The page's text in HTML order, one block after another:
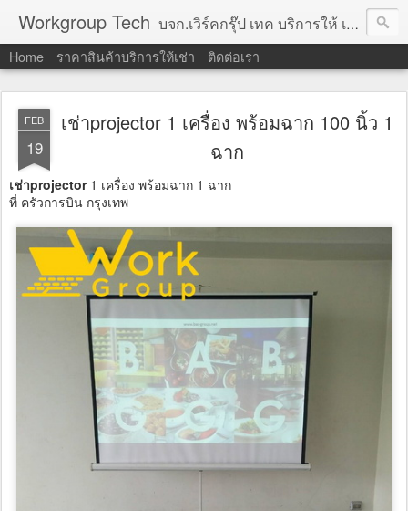
Workgroup Tech บจก.เวิร์คกรุ๊ป เทค บริการให้ เช่าคอมพิวเตอร์ โน้ตบุ๊ค โปรเจคเตอร์ ทีวีจอแบน จอทัชสกรีน ตู้คีออส วีดีโอวอล และอุปกรณ์อื่น ๆ บริการให้เช่าเป็น รายวัน
Home ราคาสินค้าบริการให้เช่า ติดต่อเรา
FEB
19
เช่าprojector 1 เครื่อง พร้อมฉาก 100 นิ้ว 1
ฉาก
เช่าprojector 1 เครื่อง พร้อมฉาก 1 ฉาก
ที่ ครัวการบิน กรุงเทพ